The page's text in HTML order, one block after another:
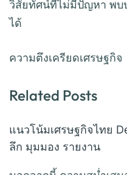
วิสัยทัศน์ที่ไม่มีปัญหา พบ
ได้
ความตึงเครียดเศรษฐกิจ
Related Posts
แนวโน้มเศรษฐกิจไทย
ลึก มุมมอง รายงาน